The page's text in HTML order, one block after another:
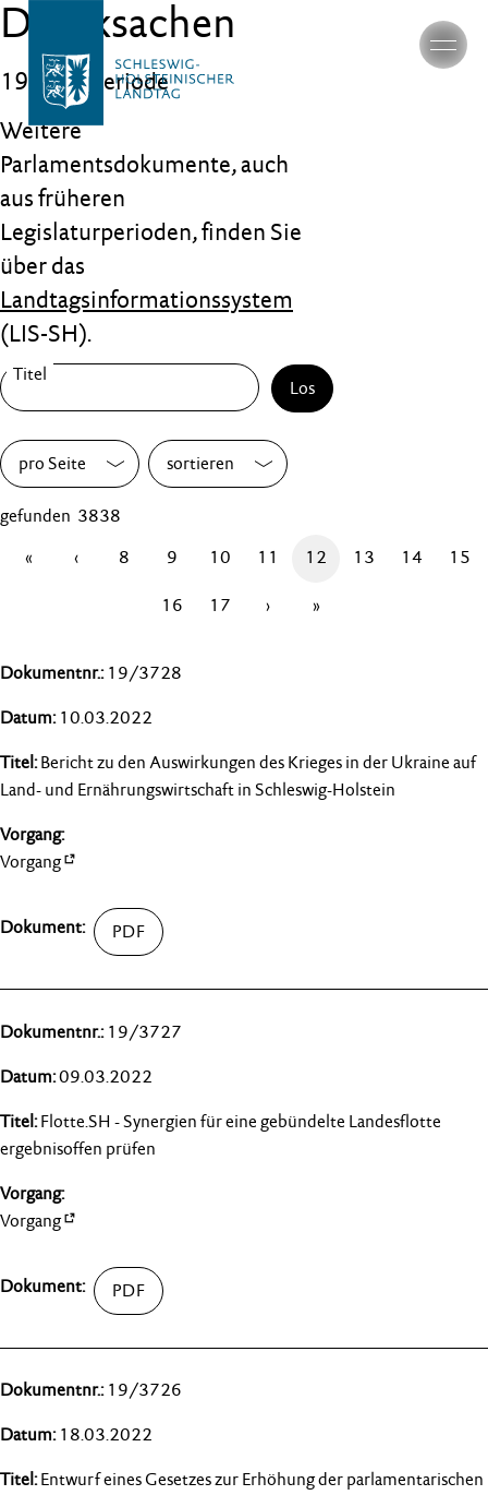
Drucksachen
19. Wahlperiode
Weitere
Parlamentsdokumente, auch
aus früheren
Legislaturperioden, finden Sie
über das
Landtagsinformationssystem
(LIS-SH).
Los
pro Seite sortieren
gefunden 3838
«
‹ 8 9 10 11 12 13 14 15
16 17 › »
19/3728
10.03.2022
Bericht zu den Auswirkungen des Krieges in der Ukraine auf
Land- und Ernährungswirtschaft in Schleswig-Holstein
Vorgang
19/3727
09.03.2022
Flotte.SH - Synergien für eine gebündelte Landesflotte
ergebnisoffen prüfen
Vorgang
19/3726
18.03.2022
Entwurf eines Gesetzes zur Erhöhung der parlamentarischen